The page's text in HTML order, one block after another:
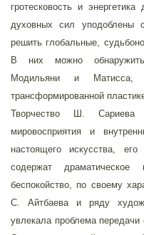
гротесковость и
духовных сил уподоблены
решить глобальные,
В них можно обнаружить
Модильяни и Матисса,
трансформированной
Творчество Ш. Сариева
мировосприятия и
настоящего искусства,
содержат
беспокойство, по своему
С. Айтбаева и ряду
увлекала проблема передачи